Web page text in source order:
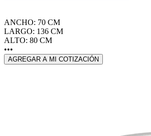
ANCHO: 70 CM
LARGO: 136 CM
ALTO: 80 CM
•••
AGREGAR A MI COTIZACIÓN